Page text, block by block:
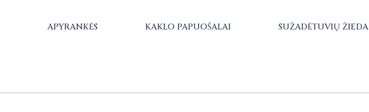
APYRANKĖS KAKLO PAPUOŠALAI SUŽADĖTUVIŲ